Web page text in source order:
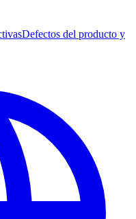
Defectos del producto y